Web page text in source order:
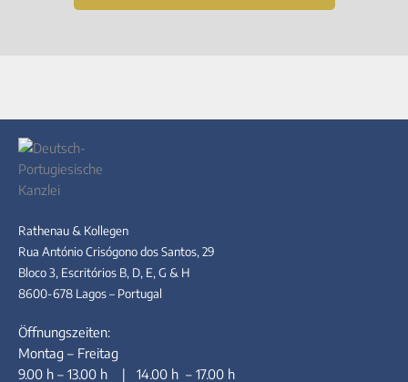
Rathenau & Kollegen
Rua António Crisógono dos Santos, 29
Bloco 3, Escritórios B, D, E, G & H
8600-678 Lagos – Portugal
Öffnungszeiten:
Montag – Freitag
9.00 h – 13.00 h | 14.00 h – 17.00 h